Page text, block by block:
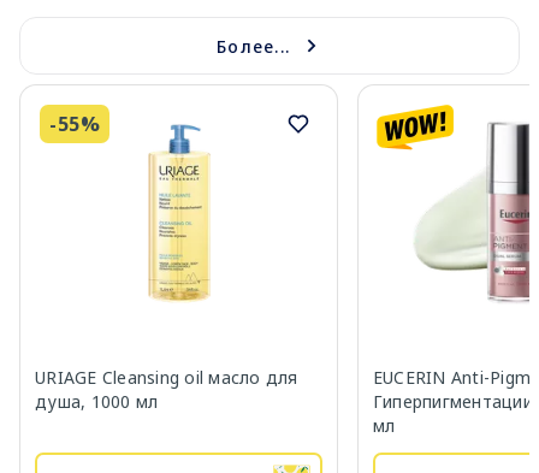
Более...
-55%
URIAGE Cleansing oil масло для
душа, 1000 мл
EUCERIN Anti-
мл